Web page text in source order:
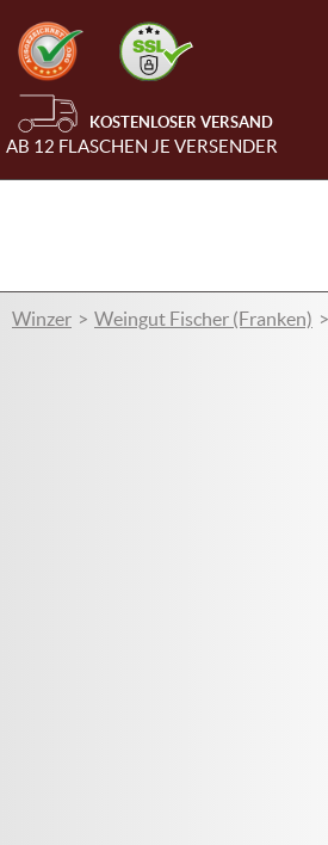
KOSTENLOSER VERSAND
AB 12 FLASCHEN JE VERSENDER
Winzer Weingut Fischer (Franken)